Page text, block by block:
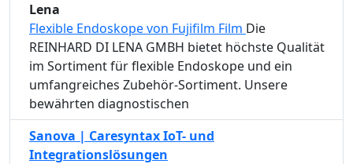
Lena
Flexible Endoskope von Fujifilm Film Die
REINHARD DI LENA GMBH bietet höchste Qualität
im Sortiment für flexible Endoskope und ein
umfangreiches Zubehör-Sortiment. Unsere
bewährten diagnostischen
Sanova | Caresyntax IoT- und
Integrationslösungen